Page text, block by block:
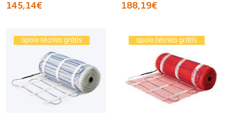
145,14€ 188,19€
apoio técnico grátis apoio técnico grátis